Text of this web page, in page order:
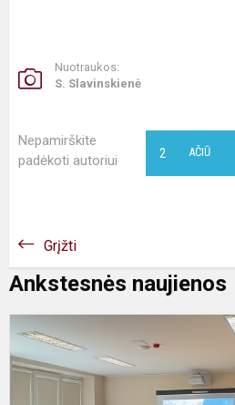
Nuotraukos:
S. Slavinskienė
Nepamirškite
padėkoti autoriui
AČIŪ
2
Grįžti
Ankstesnės naujienos